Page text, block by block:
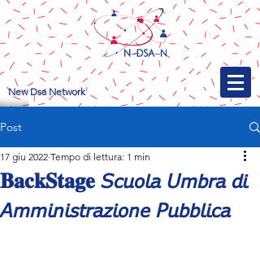
New Dsa Network
Post
𝐁𝐚𝐜𝐤𝐒𝐭𝐚𝐠𝐞 𝘚𝘤𝘶𝘰𝘭𝘢 𝘜𝘮𝘣𝘳𝘢 𝘥𝘪
𝘈𝘮𝘮𝘪𝘯𝘪𝘴𝘵𝘳𝘢𝘻𝘪𝘰𝘯𝘦 𝘗𝘶𝘣𝘣𝘭𝘪𝘤𝘢
17 giu 2022 Tempo di lettura: 1 min